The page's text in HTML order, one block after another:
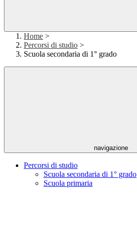
Home >
Percorsi di studio >
Scuola secondaria di 1° grado
navigazione
Percorsi di studio
Scuola secondaria di 1° grado
Scuola primaria